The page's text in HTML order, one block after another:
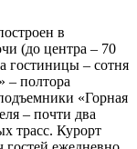
в
(до центра – 70
гостиницы – сотня
– полтора
«Горная
– почти два
трасс. Курорт